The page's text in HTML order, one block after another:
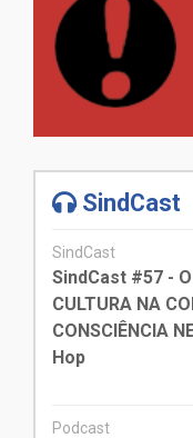
SindCast
SindCast
SindCast #57 -
CULTURA NA
CONSCIÊNCIA
Hop
Podcast